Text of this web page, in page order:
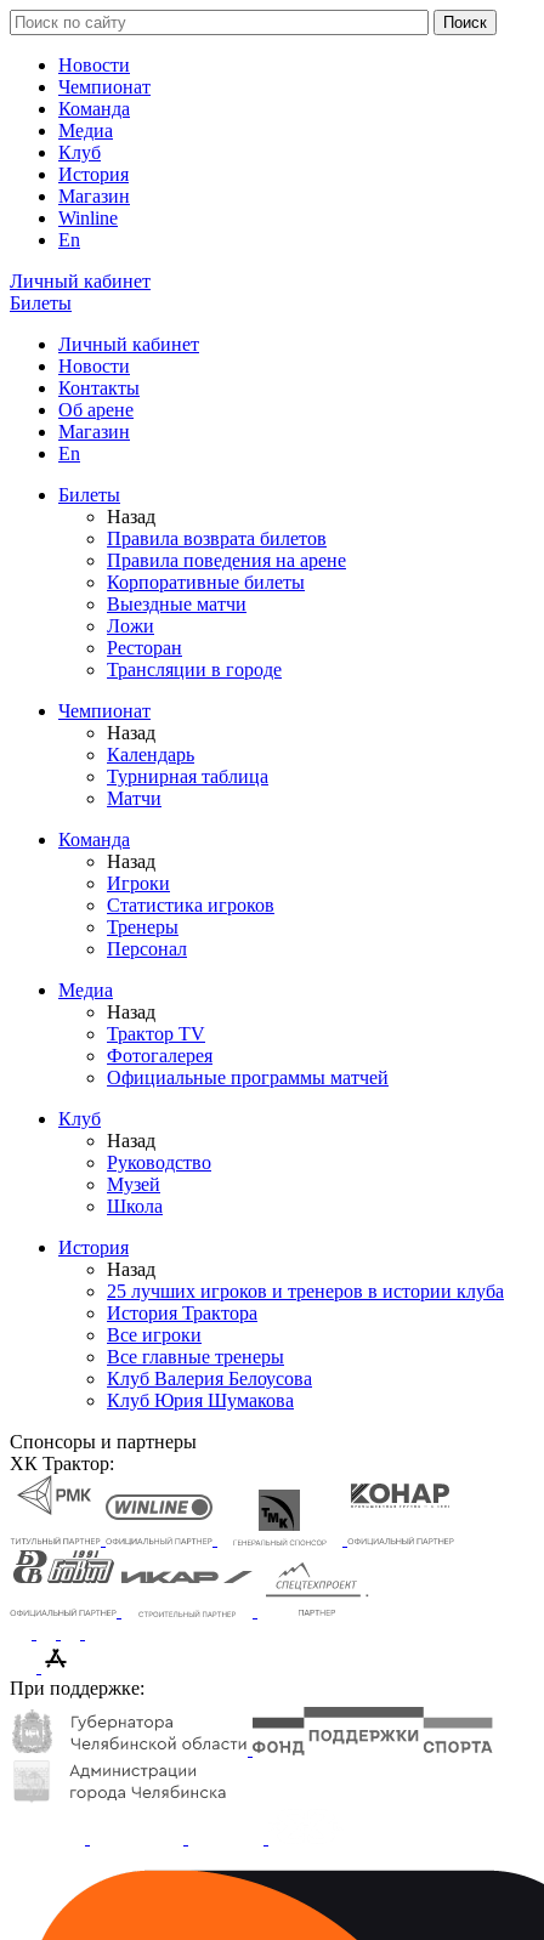
Новости
Чемпионат
Команда
Медиа
Клуб
История
Магазин
Winline
En
Личный кабинет
Билеты
Личный кабинет
Новости
Контакты
Об арене
Магазин
En
Билеты
Назад
Правила возврата билетов
Правила поведения на арене
Корпоративные билеты
Выездные матчи
Ложи
Ресторан
Трансляции в городе
Чемпионат
Назад
Календарь
Турнирная таблица
Матчи
Команда
Назад
Игроки
Статистика игроков
Тренеры
Персонал
Медиа
Назад
Трактор TV
Фотогалерея
Официальные программы матчей
Клуб
Назад
Руководство
Музей
Школа
История
Назад
25 лучших игроков и тренеров в истории клуба
История Трактора
Все игроки
Все главные тренеры
Клуб Валерия Белоусова
Клуб Юрия Шумакова
Спонсоры и партнеры
ХК Трактор:
При поддержке: